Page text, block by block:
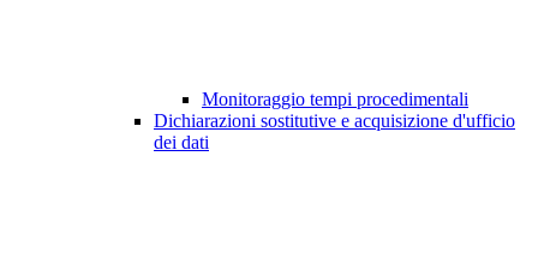
Monitoraggio tempi procedimentali
Dichiarazioni sostitutive e acquisizione d'ufficio
dei dati